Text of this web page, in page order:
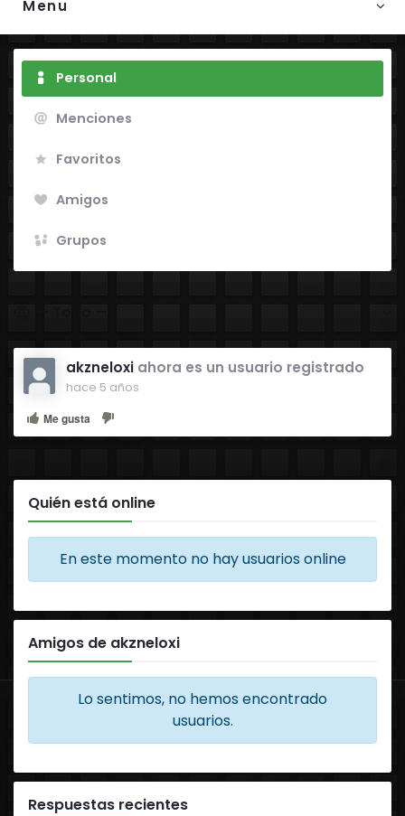
Menu
Personal
Menciones
Favoritos
Amigos
Grupos
akzneloxi ahora es un usuario registrado
hace 5 años
Me gusta
Quién está online
En este momento no hay usuarios online
Amigos de akzneloxi
Lo sentimos, no hemos encontrado
usuarios.
Respuestas recientes